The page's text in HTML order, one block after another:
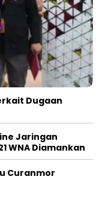
Dugaan
Jaringan
WNA Diamankan
Curanmor